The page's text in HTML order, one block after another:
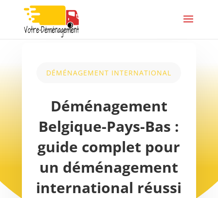
DÉMÉNAGEMENT INTERNATIONAL
Déménagement
Belgique-Pays-Bas :
guide complet pour
un déménagement
international réussi